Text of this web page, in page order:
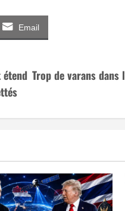
Email
étend Trop de varans